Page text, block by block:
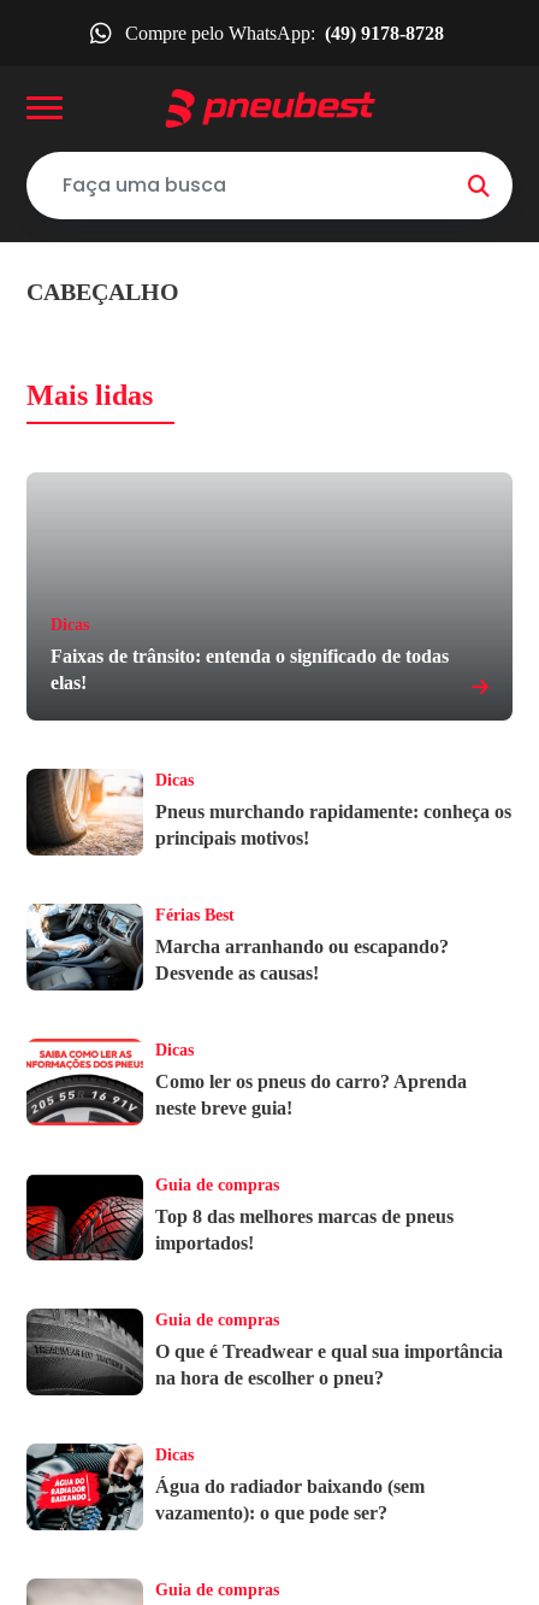
Compre pelo WhatsApp: (49) 9178-8728
CABEÇALHO
Mais lidas
Dicas
Faixas de trânsito: entenda o significado de todas
elas!
Dicas
Pneus murchando rapidamente: conheça os
principais motivos!
Férias Best
Marcha arranhando ou escapando?
Desvende as causas!
Dicas
Como ler os pneus do carro? Aprenda
neste breve guia!
Guia de compras
Top 8 das melhores marcas de pneus
importados!
Guia de compras
O que é Treadwear e qual sua importância
na hora de escolher o pneu?
Dicas
Água do radiador baixando (sem
vazamento): o que pode ser?
Guia de compras